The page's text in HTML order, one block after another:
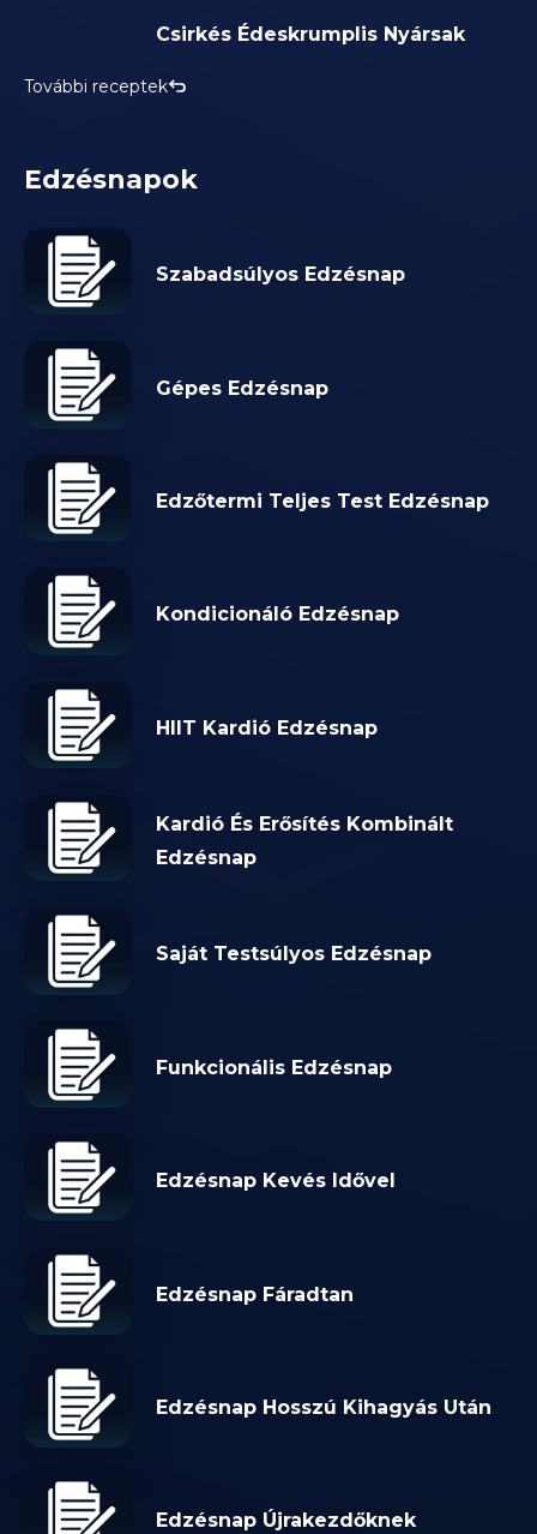
Csirkés Édeskrumplis Nyársak
További receptek
Edzésnapok
Szabadsúlyos Edzésnap
Gépes Edzésnap
Edzőtermi Teljes Test Edzésnap
Kondicionáló Edzésnap
HIIT Kardió Edzésnap
Kardió És Erősítés Kombinált
Edzésnap
Saját Testsúlyos Edzésnap
Funkcionális Edzésnap
Edzésnap Kevés Idővel
Edzésnap Fáradtan
Edzésnap Hosszú Kihagyás Után
Edzésnap Újrakezdőknek